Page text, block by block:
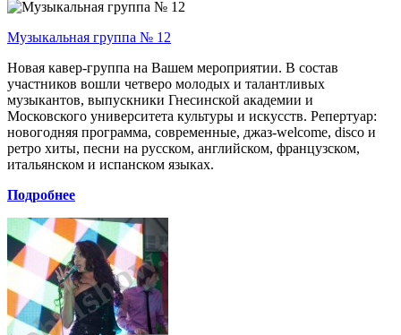
Музыкальная группа № 12
Новая кавер-группа на Вашем мероприятии. В состав
участников вошли четверо молодых и талантливых
музыкантов, выпускники Гнесинской академии и
Московского университета культуры и искусств. Репертуар:
новогодняя программа, современные, джаз-welcome, disco и
ретро хиты, песни на русском, английском, французском,
итальянском и испанском языках.
Подробнее